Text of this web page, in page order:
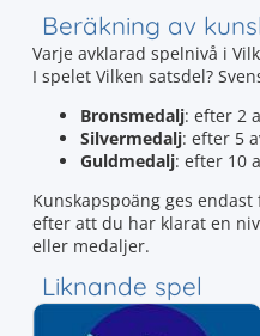
Beräkning av
Varje avklarad spelnivå i
I spelet Vilken satsdel?
Bronsmedalj: efter 2
Silvermedalj: efter 5
Guldmedalj: efter 10
Kunskapspoäng ges
efter att du har klarat en
eller medaljer.
Liknande spel